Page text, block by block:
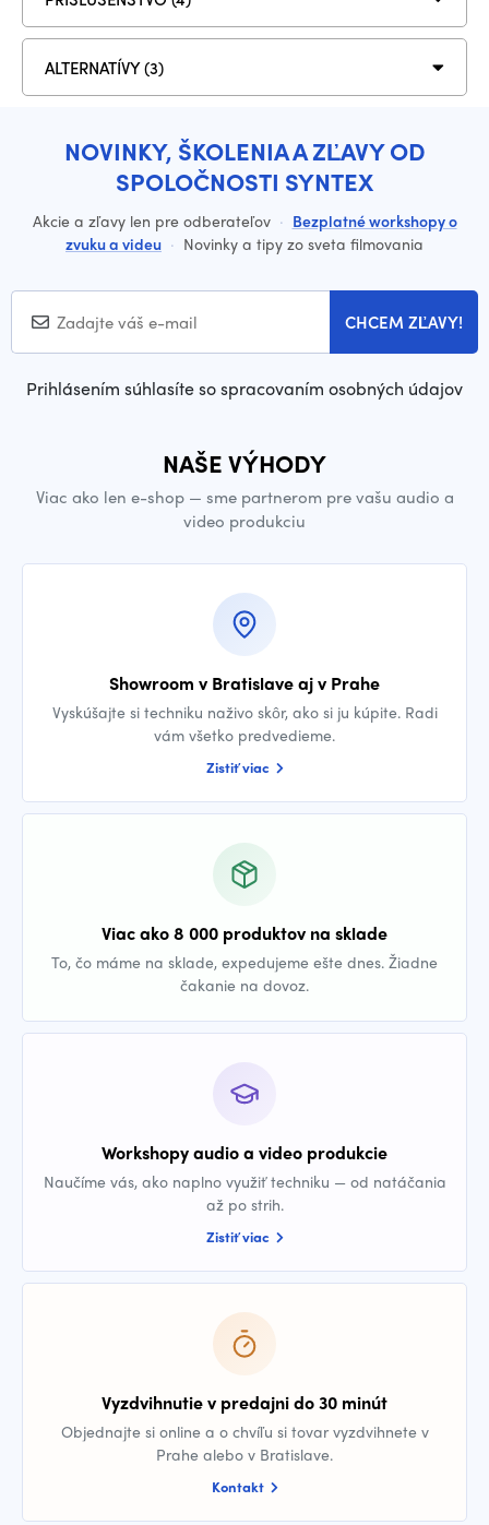
ALTERNATÍVY (3)
NOVINKY, ŠKOLENIA A ZĽAVY OD
SPOLOČNOSTI SYNTEX
Akcie a zľavy len pre odberateľov · Bezplatné workshopy o
zvuku a videu · Novinky a tipy zo sveta filmovania
CHCEM ZĽAVY!
Prihlásením súhlasíte so spracovaním osobných údajov
NAŠE VÝHODY
Viac ako len e-shop — sme partnerom pre vašu audio a
video produkciu
Showroom v Bratislave aj v Prahe
Vyskúšajte si techniku naživo skôr, ako si ju kúpite. Radi
vám všetko predvedieme.
Zistiť viac
Viac ako 8 000 produktov na sklade
To, čo máme na sklade, expedujeme ešte dnes. Žiadne
čakanie na dovoz.
Workshopy audio a video produkcie
Naučíme vás, ako naplno využiť techniku — od natáčania
až po strih.
Zistiť viac
Vyzdvihnutie v predajni do 30 minút
Objednajte si online a o chvíľu si tovar vyzdvihnete v
Prahe alebo v Bratislave.
Kontakt